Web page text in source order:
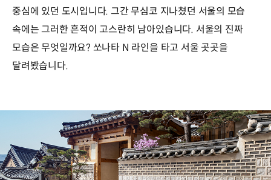
중심에 있던 도시입니다. 그간 무심코 지나쳤던 서울의 모습
속에는 그러한 흔적이 고스란히 남아있습니다. 서울의 진짜
모습은 무엇일까요? 쏘나타 N 라인을 타고 서울 곳곳을
달려봤습니다.